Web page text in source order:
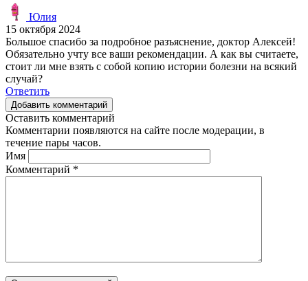
Юлия
15 октября 2024
Большое спасибо за подробное разъяснение, доктор Алексей!
Обязательно учту все ваши рекомендации. А как вы считаете,
стоит ли мне взять с собой копию истории болезни на всякий
случай?
Ответить
Добавить комментарий
Оставить комментарий
Комментарии появляются на сайте после модерации, в
течение пары часов.
Имя
Комментарий *